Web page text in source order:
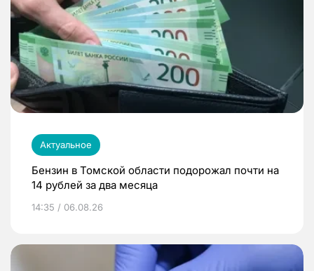
Актуальное
Бензин в Томской области подорожал почти на
14 рублей за два месяца
14:35 / 06.08.26